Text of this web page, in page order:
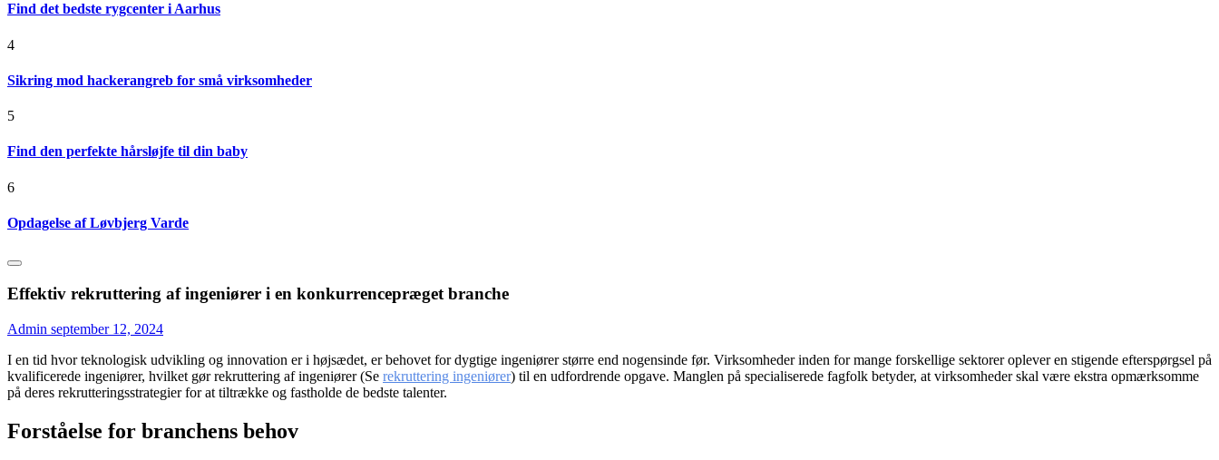
Find det bedste rygcenter i Aarhus
4
Sikring mod hackerangreb for små virksomheder
5
Find den perfekte hårsløjfe til din baby
6
Opdagelse af Løvbjerg Varde
Effektiv rekruttering af ingeniører i en konkurrencepræget branche
Admin september 12, 2024
I en tid hvor teknologisk udvikling og innovation er i højsædet, er behovet for dygtige ingeniører større end nogensinde før. Virksomheder inden for mange forskellige sektorer oplever en stigende efterspørgsel på
kvalificerede ingeniører, hvilket gør rekruttering af ingeniører (Se rekruttering ingeniører) til en udfordrende opgave. Manglen på specialiserede fagfolk betyder, at virksomheder skal være ekstra opmærksomme
på deres rekrutteringsstrategier for at tiltrække og fastholde de bedste talenter.
Forståelse for branchens behov